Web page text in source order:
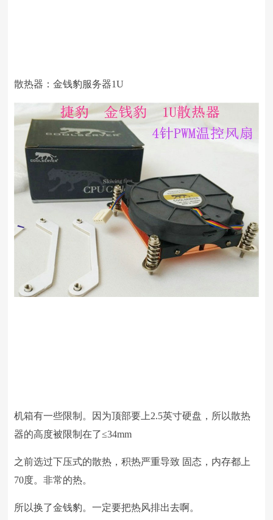
散热器：金钱豹服务器1U
机箱有一些限制。因为顶部要上2.5英寸硬盘，所以散热
器的高度被限制在了≤34mm
之前选过下压式的散热，积热严重导致 固态，内存都上
70度。非常的热。
所以换了金钱豹。一定要把热风排出去啊。